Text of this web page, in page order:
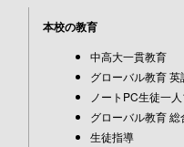
本校の教育
中高大一貫教育
グローバル教育
ノートPC生徒一
グローバル教育 総
生徒指導